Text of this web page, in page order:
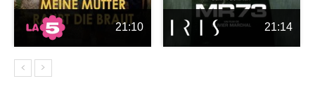
21:10 21:14